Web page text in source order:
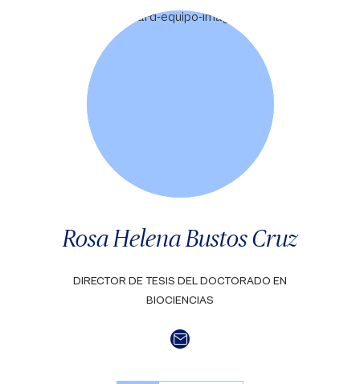
Rosa Helena Bustos Cruz
DIRECTOR DE TESIS DEL DOCTORADO EN
BIOCIENCIAS